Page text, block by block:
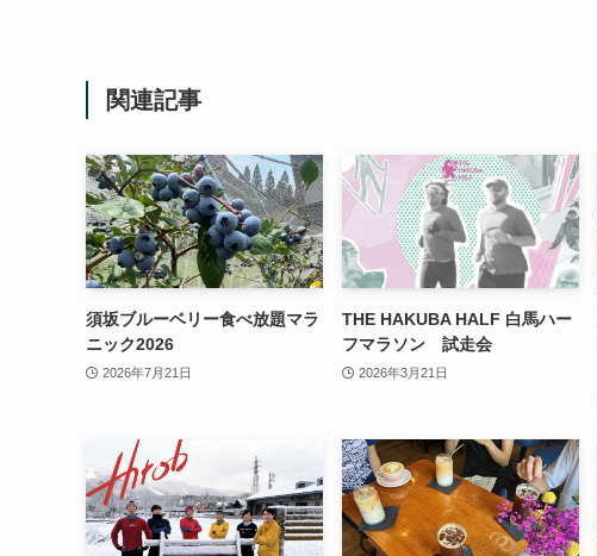
関連記事
須坂ブルーベリー食べ放題マラ
ニック2026
2026年7月21日
THE HAKUBA HALF 白馬ハー
フマラソン 試走会
2026年3月21日